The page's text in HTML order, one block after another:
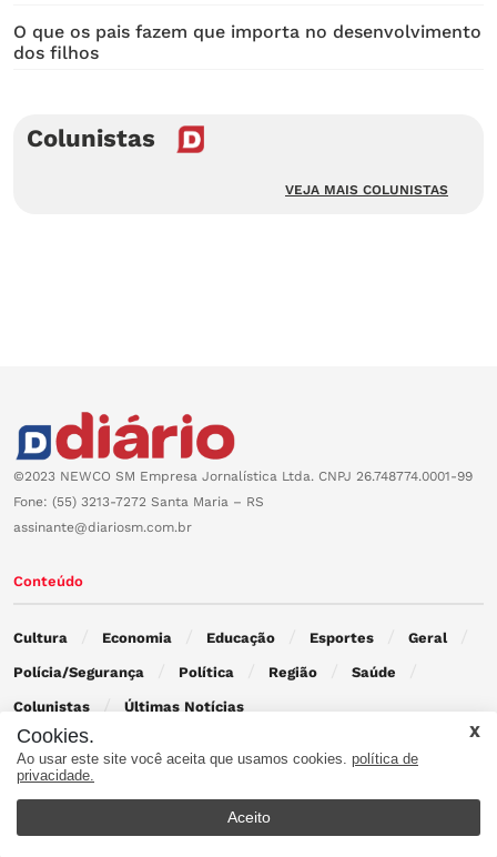
O que os pais fazem que importa no desenvolvimento
dos filhos
Colunistas
VEJA MAIS COLUNISTAS
©2023 NEWCO SM Empresa Jornalística Ltda. CNPJ 26.748774.0001-99
Fone: (55) 3213-7272 Santa Maria – RS
assinante@diariosm.com.br
Conteúdo
Cultura Economia Educação Esportes Geral
Polícia/Segurança Política Região Saúde
Colunistas Últimas Notícias
Contato
Cookies.
Ao usar este site você aceita que usamos cookies. política de
privacidade.
Aceito